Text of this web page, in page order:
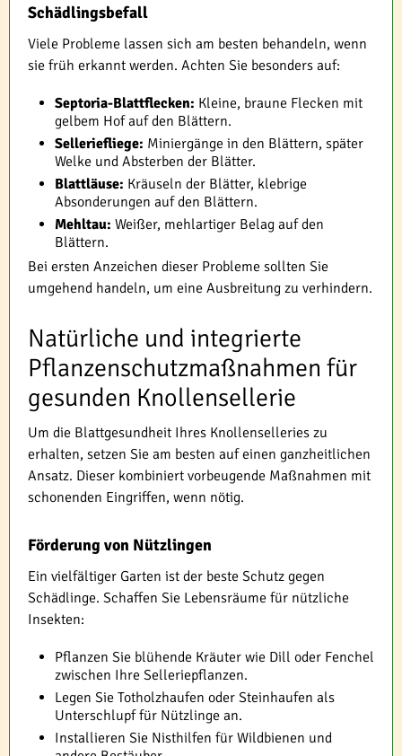
Schädlingsbefall
Viele Probleme lassen sich am besten behandeln, wenn
sie früh erkannt werden. Achten Sie besonders auf:
Septoria-Blattflecken: Kleine, braune Flecken mit
gelbem Hof auf den Blättern.
Selleriefliege: Miniergänge in den Blättern, später
Welke und Absterben der Blätter.
Blattläuse: Kräuseln der Blätter, klebrige
Absonderungen auf den Blättern.
Mehltau: Weißer, mehlartiger Belag auf den
Blättern.
Bei ersten Anzeichen dieser Probleme sollten Sie
umgehend handeln, um eine Ausbreitung zu verhindern.
Natürliche und integrierte
Pflanzenschutzmaßnahmen für
gesunden Knollensellerie
Um die Blattgesundheit Ihres Knollenselleries zu
erhalten, setzen Sie am besten auf einen ganzheitlichen
Ansatz. Dieser kombiniert vorbeugende Maßnahmen mit
schonenden Eingriffen, wenn nötig.
Förderung von Nützlingen
Ein vielfältiger Garten ist der beste Schutz gegen
Schädlinge. Schaffen Sie Lebensräume für nützliche
Insekten:
Pflanzen Sie blühende Kräuter wie Dill oder Fenchel
zwischen Ihre Selleriepflanzen.
Legen Sie Totholzhaufen oder Steinhaufen als
Unterschlupf für Nützlinge an.
Installieren Sie Nisthilfen für Wildbienen und